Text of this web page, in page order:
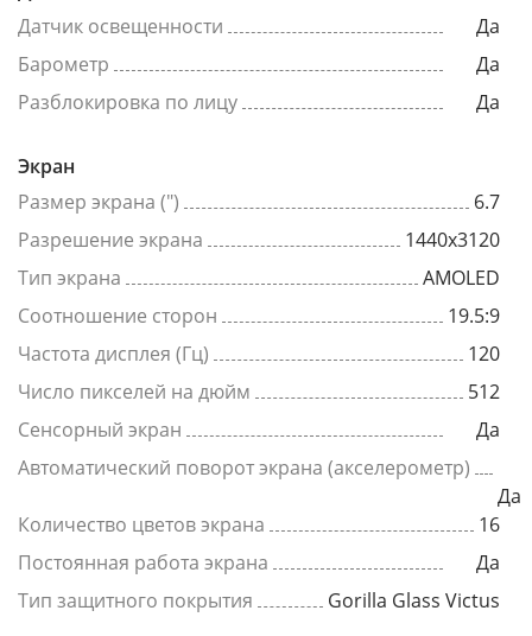
Датчик освещенности
Да
Барометр
Да
Разблокировка по лицу
Да
Экран
Размер экрана (")
6.7
Разрешение экрана
1440x3120
Тип экрана
AMOLED
Соотношение сторон
19.5:9
Частота дисплея (Гц)
120
Число пикселей на дюйм
512
Сенсорный экран
Да
Автоматический поворот экрана (акселерометр)
Да
Количество цветов экрана
16
Постоянная работа экрана
Да
Тип защитного покрытия
Gorilla Glass Victus